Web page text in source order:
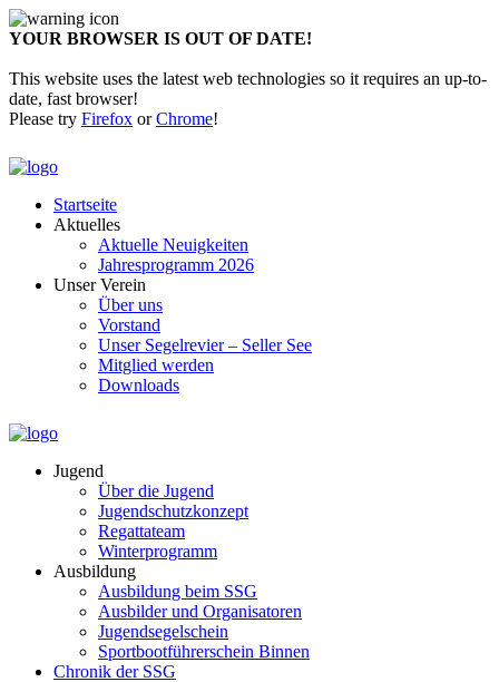
YOUR BROWSER IS OUT OF DATE!
This website uses the latest web technologies so it requires an up-to-
date, fast browser!
Please try Firefox orChrome!
Startseite
Aktuelles
Aktuelle Neuigkeiten
Jahresprogramm 2026
Unser Verein
Über uns
Vorstand
Unser Segelrevier – Seller See
Mitglied werden
Downloads
Jugend
Über die Jugend
Jugendschutzkonzept
Regattateam
Winterprogramm
Ausbildung
Ausbildung beim SSG
Ausbilder und Organisatoren
Jugendsegelschein
Sportbootführerschein Binnen
Chronik der SSG